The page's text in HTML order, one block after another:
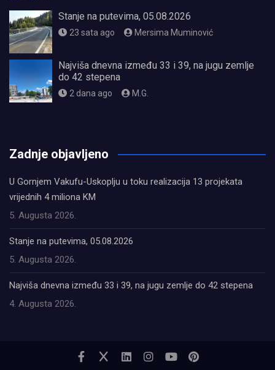
Stanje na putevima, 05.08.2026
23 sata ago Mersima Muminović
Najviša dnevna između 33 i 39, na jugu zemlje
do 42 stepena
2 dana ago M.G.
Zadnje objavljeno
U Gornjem Vakufu-Uskoplju u toku realizacija 13 projekata
vrijednih 4 miliona KM
5. Augusta 2026.
Stanje na putevima, 05.08.2026
5. Augusta 2026.
Najviša dnevna između 33 i 39, na jugu zemlje do 42 stepena
4. Augusta 2026.